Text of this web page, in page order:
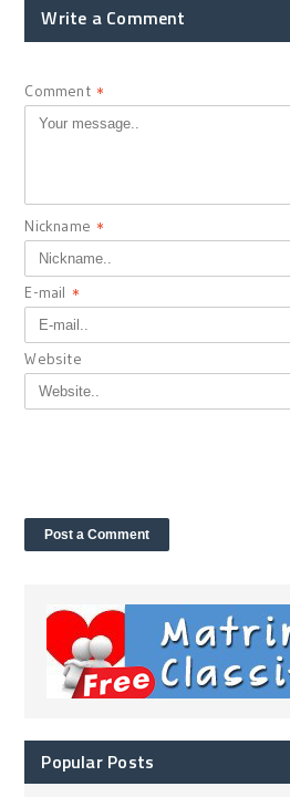
Write a Comment
Comment *
Nickname *
E-mail *
Website
Popular Posts